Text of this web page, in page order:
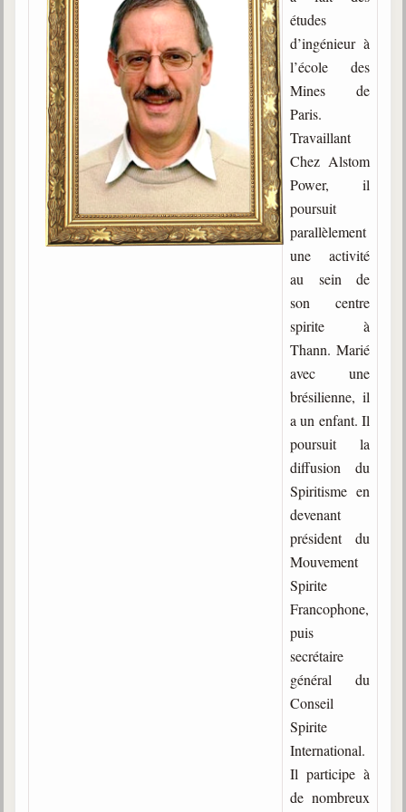
Gabriel Delanne
1857-1926
Chico Xavier
1910-2002
Divaldo Franco
1927-2025
Bibliothèque
Ouvrages
études
d’ingénieur à
l’école des
Mines de
Paris.
Travaillant
Chez Alstom
Power, il
poursuit
parallèlement
une activité
au sein de
son centre
spirite à
Thann. Marié
avec une
brésilienne, il
a un enfant. Il
poursuit la
diffusion du
Spiritisme en
devenant
président du
Mouvement
Spirite
Francophone,
puis
secrétaire
général du
Conseil
Spirite
International.
Il participe à
de nombreux